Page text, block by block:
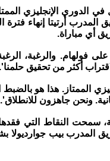
الدوري الإنجليزي
المدرب أرتيتا إنهاء
فولهام. والرغبة،
أكثر من تحقيق حلمنا'.
الممتاز. هذا هو بالضبط
ونحن جاهزون للانطلاق'.
​سمحت النقاط التي
المدرب بيب جوارديولا